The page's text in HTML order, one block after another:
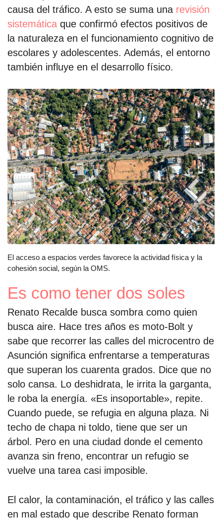
causa del tráfico. A esto se suma una revisión
sistemática que confirmó efectos positivos de
la naturaleza en el funcionamiento cognitivo de
escolares y adolescentes. Además, el entorno
también influye en el desarrollo físico.
El acceso a espacios verdes favorece la actividad física y la
cohesión social, según la OMS.
Es como tener dos soles
Renato Recalde busca sombra como quien
busca aire. Hace tres años es moto-Bolt y
sabe que recorrer las calles del microcentro de
Asunción significa enfrentarse a temperaturas
que superan los cuarenta grados. Dice que no
solo cansa. Lo deshidrata, le irrita la garganta,
le roba la energía. «Es insoportable», repite.
Cuando puede, se refugia en alguna plaza. Ni
techo de chapa ni toldo, tiene que ser un
árbol. Pero en una ciudad donde el cemento
avanza sin freno, encontrar un refugio se
vuelve una tarea casi imposible.
El calor, la contaminación, el tráfico y las calles
en mal estado que describe Renato forman